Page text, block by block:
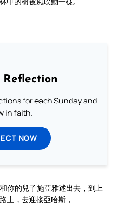
Reflection
for each Sunday and
in faith.
NOW
你的兒子施亞雅述出去，到上
上，去迎接亞哈斯，